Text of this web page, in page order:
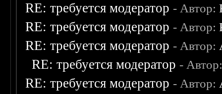
RE: требуется модератор - Автор:
RE: требуется модератор - Автор:
RE: требуется модератор - Автор:
RE: требуется модератор -
RE: требуется модератор - Автор: